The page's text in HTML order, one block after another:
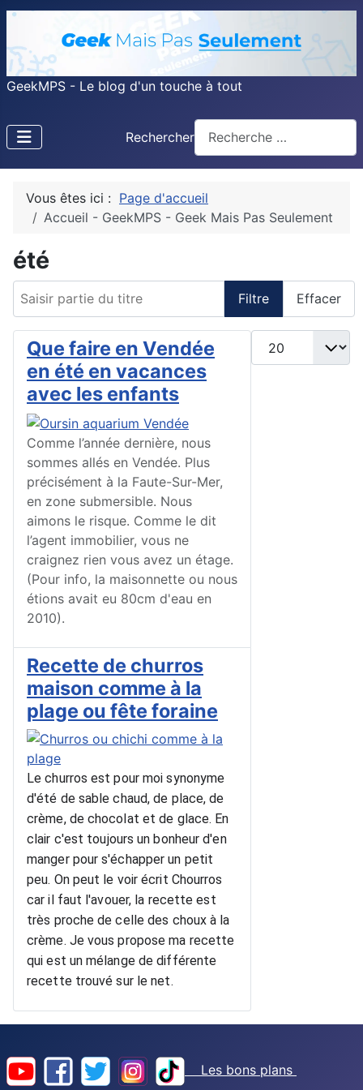
GeekMPS - Le blog d'un touche à tout
Rechercher
Vous êtes ici : Page d'accueil
Accueil - GeekMPS - Geek Mais Pas Seulement
été
Filtre Effacer
Afficher #
Que faire en Vendée
en été en vacances
avec les enfants
Comme l’année dernière, nous
sommes allés en Vendée. Plus
précisément à la Faute-Sur-Mer,
en zone submersible. Nous
aimons le risque. Comme le dit
l’agent immobilier, vous ne
craignez rien vous avez un étage.
(Pour info, la maisonnette ou nous
étions avait eu 80cm d'eau en
2010).
Recette de churros
maison comme à la
plage ou fête foraine
Le churros est pour moi synonyme
d'été de sable chaud, de place, de
crème, de chocolat et de glace. En
clair c'est toujours un bonheur d'en
manger pour s'échapper un petit
peu. On peut le voir écrit Chourros
car il faut l'avouer, la recette est
très proche de celle des choux à la
crème. Je vous propose ma recette
qui est un mélange de différente
recette trouvé sur le net.
Les bons plans